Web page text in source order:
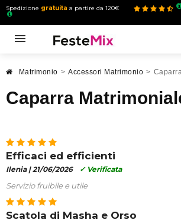
Spedizione gratuita a partire da 120€
Matrimonio > Accessori Matrimonio >
Caparra
Efficaci ed efficienti
Ilenia |21/06/2026 ✓ Verificata
Servizio fruibile e utile
Scatola di Masha e Orso